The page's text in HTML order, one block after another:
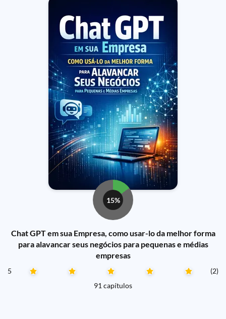
15%
Chat GPT em sua Empresa, como usar-lo da melhor forma
para alavancar seus negócios para pequenas e médias
empresas
5
(2)
91 capítulos